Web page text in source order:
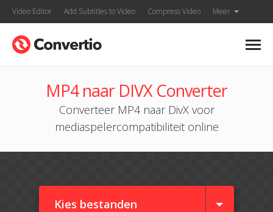
Video Editor Add Subtitles to Video Compress Video Meer
MP4 naar DIVX Converter
Converteer MP4 naar DivX voor
mediaspelercompatibiliteit online
Kies bestanden